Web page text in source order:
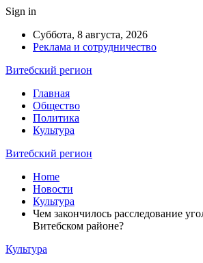
Sign in
Суббота, 8 августа, 2026
Реклама и сотрудничество
Витебский регион
Главная
Общество
Политика
Культура
Витебский регион
Home
Новости
Культура
Чем закончилось расследование
Витебском районе?
Культура